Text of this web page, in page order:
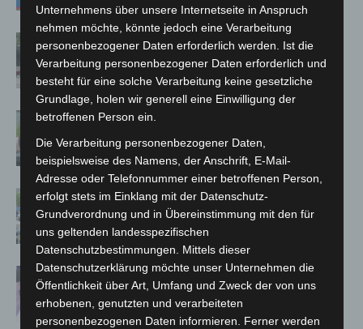
Gasleitung bei McDonald’s-Umbau in
Langenhagen beschädigt
Langenhagen: Autofahrer mit 3,17
Promille aus dem Verkehr gezogen
Blaulichtmeile Langenhagen 2026:
Polizei, Feuerwehr und Rettung
hautnah erleben
Polizei Langenhagen testet Aufnahme
von Anzeigen per Videochat
Unternehmens über unsere Internetseite in Anspruch
nehmen möchte, könnte jedoch eine Verarbeitung
personenbezogener Daten erforderlich werden. Ist die
Verarbeitung personenbezogener Daten erforderlich und
besteht für eine solche Verarbeitung keine gesetzliche
Grundlage, holen wir generell eine Einwilligung der
betroffenen Person ein.
Die Verarbeitung personenbezogener Daten,
beispielsweise des Namens, der Anschrift, E-Mail-
Adresse oder Telefonnummer einer betroffenen Person,
erfolgt stets im Einklang mit der Datenschutz-
Grundverordnung und in Übereinstimmung mit den für
uns geltenden landesspezifischen
Datenschutzbestimmungen. Mittels dieser
Datenschutzerklärung möchte unser Unternehmen die
Öffentlichkeit über Art, Umfang und Zweck der von uns
erhobenen, genutzten und verarbeiteten
personenbezogenen Daten informieren. Ferner werden